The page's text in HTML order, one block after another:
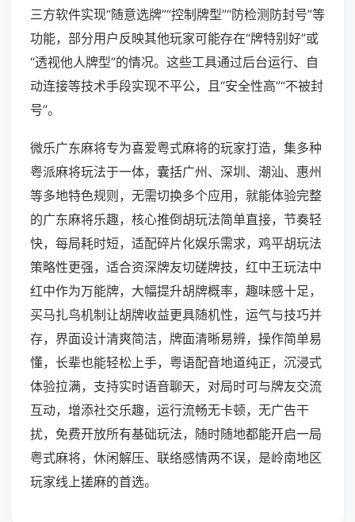
三方软件实现“随意选牌”“控制牌型”“防检测防封号”等
功能，部分用户反映其他玩家可能存在“牌特别好”或
“透视他人牌型”的情况。这些工具通过后台运行、自
动连接等技术手段实现不平公，且“安全性高”“不被封
号”。
微乐广东麻将专为喜爱粤式麻将的玩家打造，集多种
粤派麻将玩法于一体，囊括广州、深圳、潮汕、惠州
等多地特色规则，无需切换多个应用，就能体验完整
的广东麻将乐趣，核心推倒胡玩法简单直接，节奏轻
快，每局耗时短，适配碎片化娱乐需求，鸡平胡玩法
策略性更强，适合资深牌友切磋牌技，红中王玩法中
红中作为万能牌，大幅提升胡牌概率，趣味感十足，
买马扎鸟机制让胡牌收益更具随机性，运气与技巧并
存，界面设计清爽简洁，牌面清晰易辨，操作简单易
懂，长辈也能轻松上手，粤语配音地道纯正，沉浸式
体验拉满，支持实时语音聊天，对局时可与牌友交流
互动，增添社交乐趣，运行流畅无卡顿，无广告干
扰，免费开放所有基础玩法，随时随地都能开启一局
粤式麻将，休闲解压、联络感情两不误，是岭南地区
玩家线上搓麻的首选。